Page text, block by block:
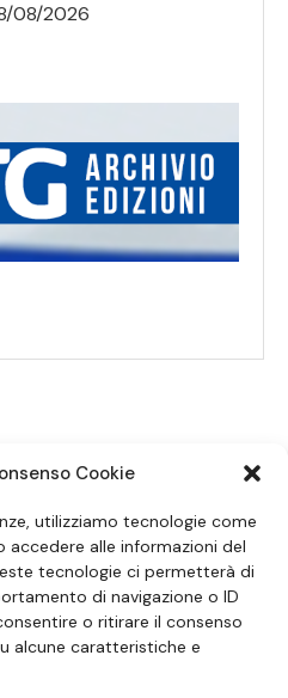
Cookie
utilizziamo tecnologie come
accedere alle informazioni del
tecnologie ci permetterà di
di navigazione o ID
o ritirare il consenso
alcune caratteristiche e
08/2026
SUI SOCIAL